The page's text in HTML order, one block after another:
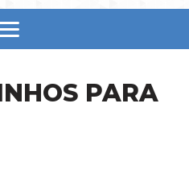
PARA